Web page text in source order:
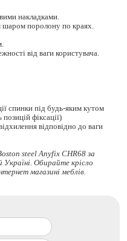
накладками.
шаром поролону по краях.
від ваги користувача.
спинки під будь-яким кутом
фіксації)
відповідно до ваги
steel Anyfix CHR68 за
Україні. Обирайте крісло
магазині меблів.